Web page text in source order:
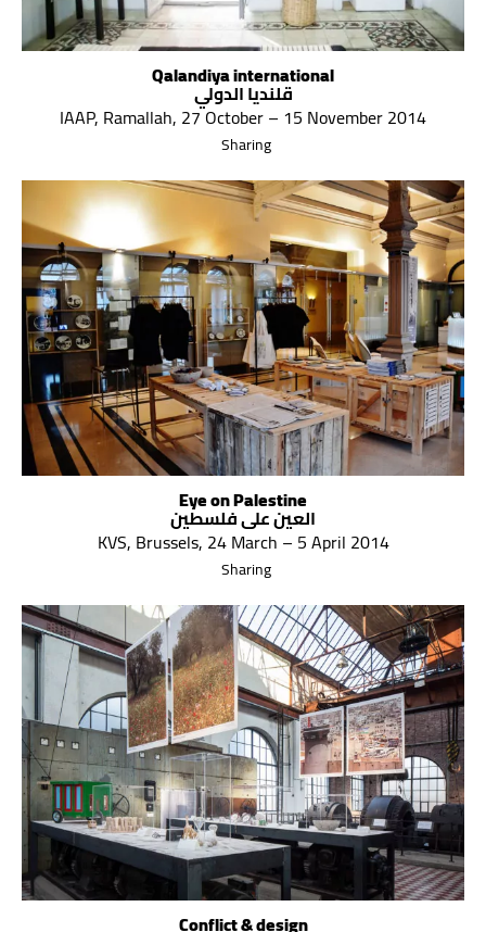
Qalandiya international
قلنديا الدولي
IAAP, Ramallah, 27 October – 15 November 2014
Sharing
Eye on Palestine
العين على فلسطين
KVS, Brussels, 24 March – 5 April 2014
Sharing
Conflict & design